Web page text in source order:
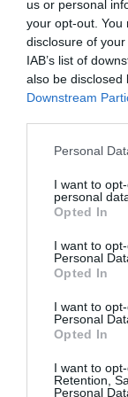
us or personal
your opt-out. You
disclosure of
IAB’s list of
also be disclosed
Downstream
Personal
I want to
personal
Opted In
I want to
Personal
Opted In
I want to
Personal
Opted In
I want to
Retention,
Personal
Diario de la
Oír se
“Pedro
por Redacción
Enormes
por Pablo Ferrer